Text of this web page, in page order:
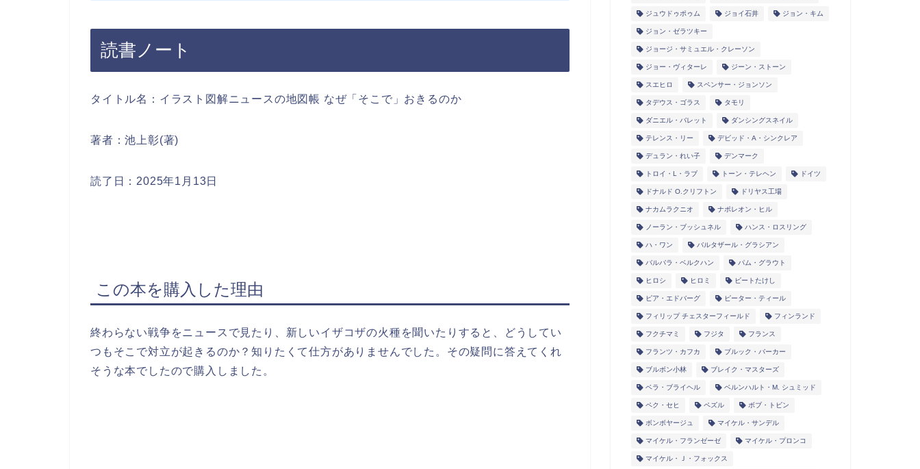
読書ノート
タイトル名：イラスト図解ニュースの地図帳 なぜ「そこで」おきるのか
著者：池上彰(著)
読了日：2025年1月13日
この本を購入した理由
終わらない戦争をニュースで見たり、新しいイザコザの火種を聞いたりすると、どうしてい
つもそこで対立が起きるのか？知りたくて仕方がありませんでした。その疑問に答えてくれ
そうな本でしたので購入しました。
ジュウドゥポゥム ジョイ石井 ジョン・キム
ジョン・ゼラツキー
ジョージ・サミュエル・クレーソン
ジョー・ヴィターレ ジーン・ストーン
スエヒロ スペンサー・ジョンソン
タデウス・ゴラス タモリ
ダニエル・バレット ダンシングスネイル
テレンス・リー デビッド・A・シンクレア
デュラン・れい子 デンマーク
トロイ・L・ラブ トーン・テレヘン ドイツ
ドナルド O.クリフトン ドリヤス工場
ナカムラクニオ ナポレオン・ヒル
ノーラン・ブッシュネル ハンス・ロスリング
ハ・ワン バルタザール・グラシアン
バルバラ・ベルクハン パム・グラウト
ヒロシ ヒロミ ビートたけし
ピア・エドバーグ ピーター・ティール
フィリップ チェスターフィールド フィンランド
フクチマミ フジタ フランス
フランツ・カフカ ブルック・バーカー
ブルボン小林 ブレイク・マスターズ
ベラ・ブライヘル ベルンハルト・M. シュミッド
ペク・セヒ ペズル ボブ・トビン
ボンボヤージュ マイケル・サンデル
マイケル・フランゼーゼ マイケル・プロンコ
マイケル・Ｊ・フォックス